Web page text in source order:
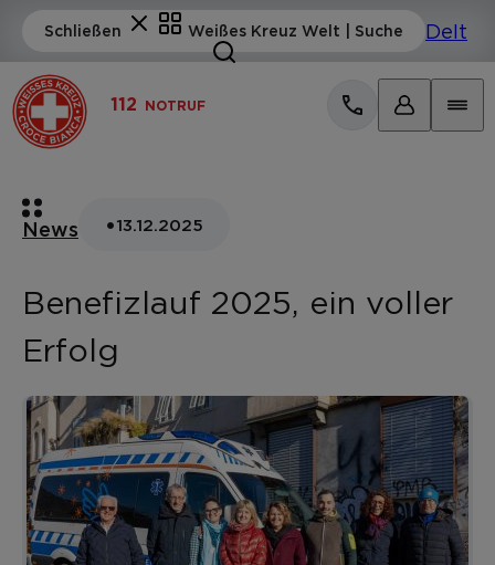
112 NOTRUF
News •13.12.2025
Benefizlauf 2025, ein voller
Erfolg